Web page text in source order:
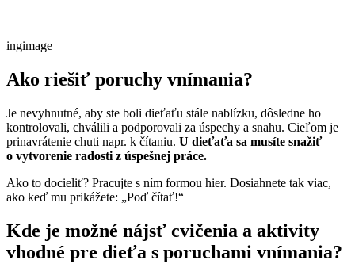
ingimage
Ako riešiť poruchy vnímania?
Je nevyhnutné, aby ste boli dieťaťu stále nablízku, dôsledne ho
kontrolovali, chválili a podporovali za úspechy a snahu. Cieľom je
prinavrátenie chuti napr. k čítaniu. U dieťaťa sa musíte snažiť
o vytvorenie radosti z úspešnej práce.
Ako to docieliť? Pracujte s ním formou hier. Dosiahnete tak viac,
ako keď mu prikážete: „Poď čítať!“
Kde je možné nájsť cvičenia a aktivity
vhodné pre dieťa s poruchami vnímania?